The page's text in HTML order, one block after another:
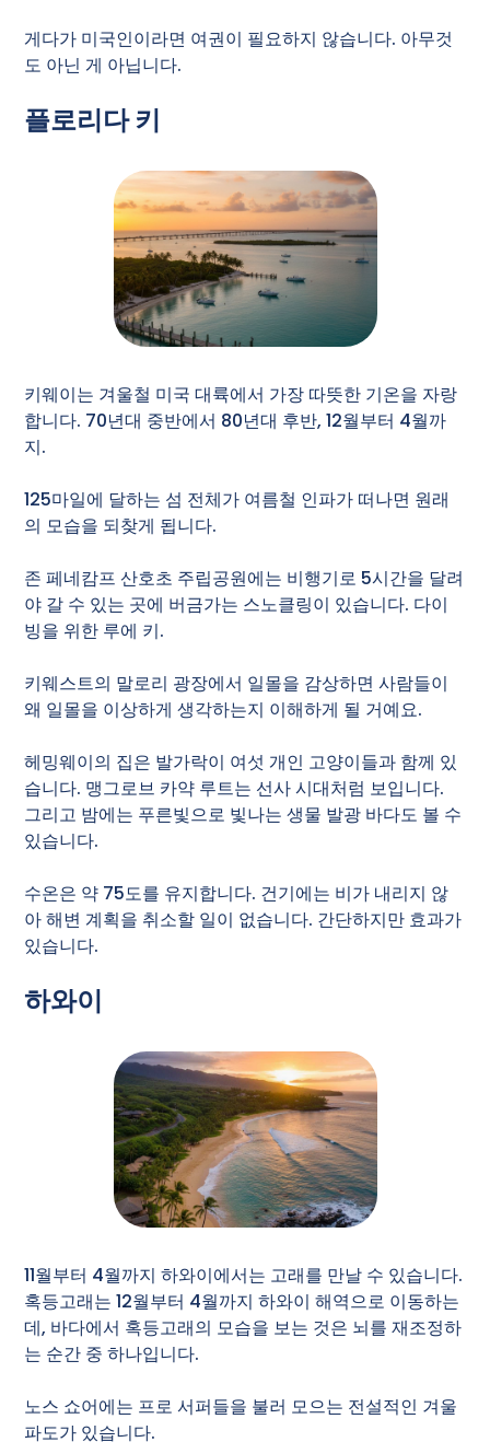
게다가 미국인이라면 여권이 필요하지 않습니다. 아무것
도 아닌 게 아닙니다.
플로리다 키
키웨이는 겨울철 미국 대륙에서 가장 따뜻한 기온을 자랑
합니다. 70년대 중반에서 80년대 후반, 12월부터 4월까
지.
125마일에 달하는 섬 전체가 여름철 인파가 떠나면 원래
의 모습을 되찾게 됩니다.
존 페네캄프 산호초 주립공원에는 비행기로 5시간을 달려
야 갈 수 있는 곳에 버금가는 스노클링이 있습니다. 다이
빙을 위한 루에 키.
키웨스트의 말로리 광장에서 일몰을 감상하면 사람들이
왜 일몰을 이상하게 생각하는지 이해하게 될 거예요.
헤밍웨이의 집은 발가락이 여섯 개인 고양이들과 함께 있
습니다. 맹그로브 카약 루트는 선사 시대처럼 보입니다.
그리고 밤에는 푸른빛으로 빛나는 생물 발광 바다도 볼 수
있습니다.
수온은 약 75도를 유지합니다. 건기에는 비가 내리지 않
아 해변 계획을 취소할 일이 없습니다. 간단하지만 효과가
있습니다.
하와이
11월부터 4월까지 하와이에서는 고래를 만날 수 있습니다.
혹등고래는 12월부터 4월까지 하와이 해역으로 이동하는
데, 바다에서 혹등고래의 모습을 보는 것은 뇌를 재조정하
는 순간 중 하나입니다.
노스 쇼어에는 프로 서퍼들을 불러 모으는 전설적인 겨울
파도가 있습니다.